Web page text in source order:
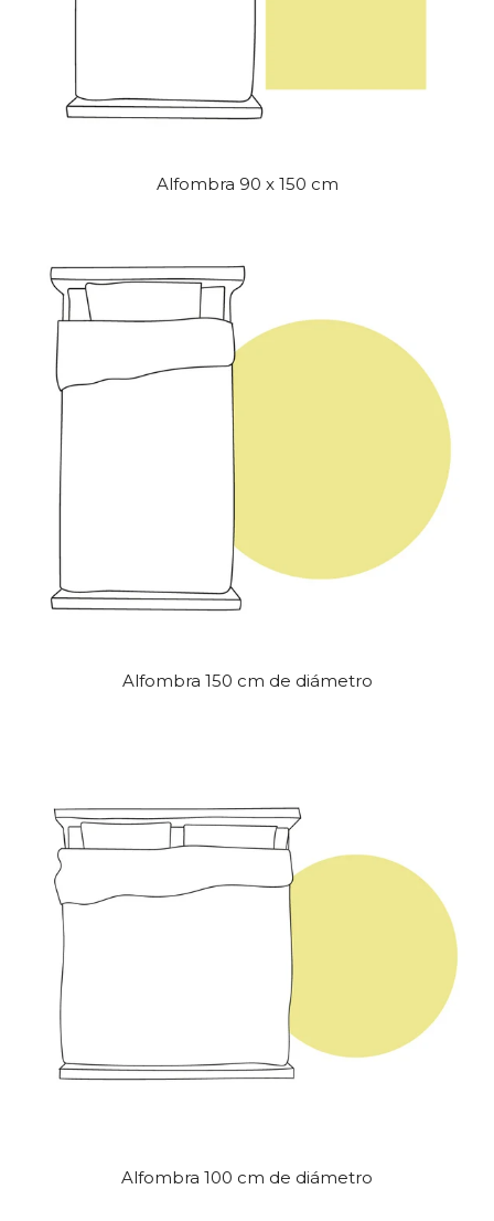
Alfombra 90 x 150 cm
Alfombra 150 cm de diámetro
Alfombra 100 cm de diámetro